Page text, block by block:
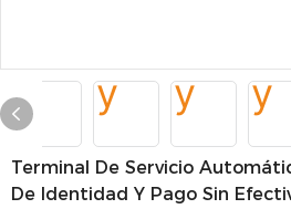
Terminal De Servicio
De Identidad Y Pago Sin